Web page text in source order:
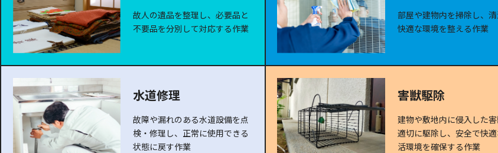
故人の遺品を整理し、必要品と
不要品を分別して対応する作業
部屋や建物内を掃除し、
快適な環境を整える作業
水道修理
故障や漏れのある水道設備を点
検・修理し、正常に使用できる
状態に戻す作業
害獣駆除
建物や敷地内に侵入した
適切に駆除し、安全で快
活環境を確保する作業